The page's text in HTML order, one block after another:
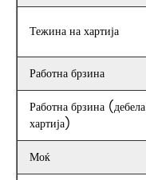
Тежина на хартија
Работна брзина
Работна брзина (дебела
хартија)
Моќ